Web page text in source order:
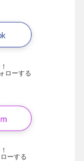
ローする
ーする